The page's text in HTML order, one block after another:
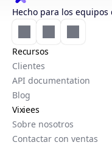
Hecho para los equipos
Recursos
Clientes
API documentation
Blog
Vixiees
Sobre nosotros
Contactar con ventas